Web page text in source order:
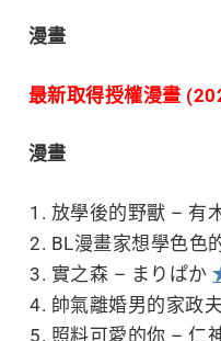
漫畫
最新取得授權漫畫
漫畫
放學後的野獸 – 有
BL漫畫家想學色色
實之森 – まりぱか
帥氣離婚男的家政
照料可愛的你 – 仁